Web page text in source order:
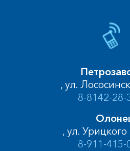
, ул.
8-8142-28-
, ул.
8-911-415-